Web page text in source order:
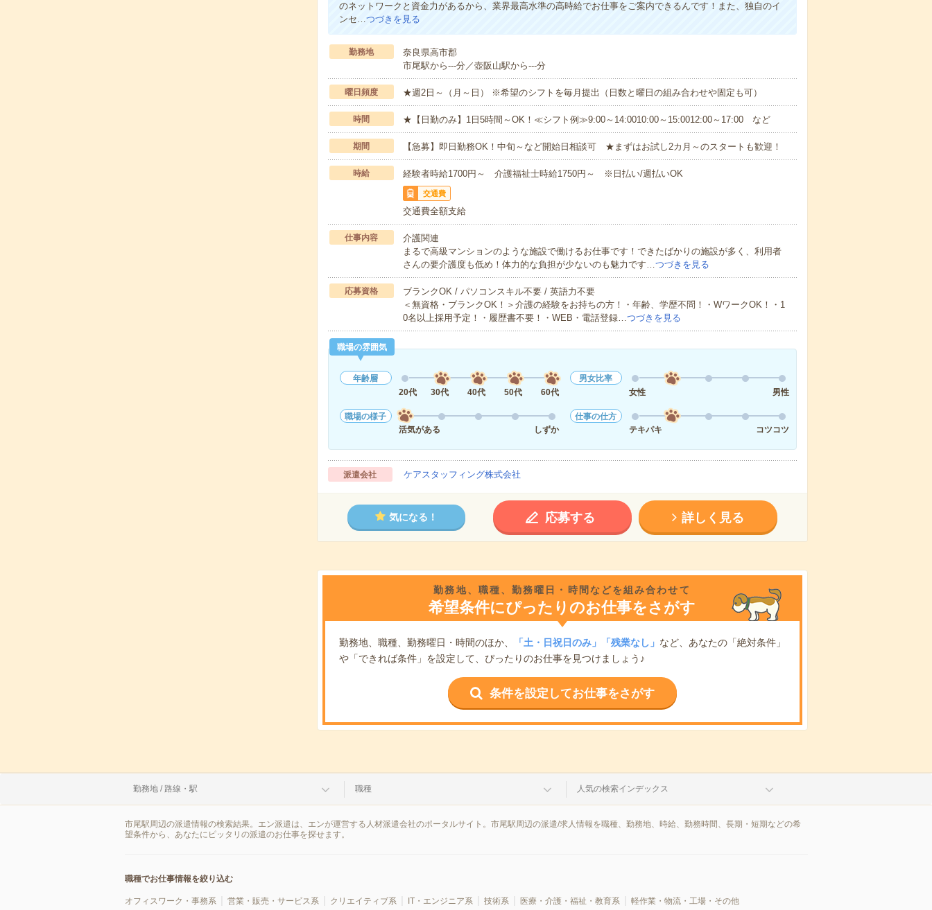
のネットワークと資金力があるから、業界最高水準の高時給でお仕事をご案内できるんです！また、独自のイ
ンセ…つづきを見る
勤務地
奈良県高市郡
市尾駅から---分／壺阪山駅から---分
曜日頻度 ★週2日～（月～日） ※希望のシフトを毎月提出（日数と曜日の組み合わせや固定も可）
時間 ★【日勤のみ】1日5時間～OK！≪シフト例≫9:00～14:0010:00～15:0012:00～17:00 など
期間 【急募】即日勤務OK！中旬～など開始日相談可 ★まずはお試し2カ月～のスタートも歓迎！
時給 経験者時給1700円～ 介護福祉士時給1750円～ ※日払い/週払いOK
交通費
交通費全額支給
仕事内容
介護関連
まるで高級マンションのような施設で働けるお仕事です！できたばかりの施設が多く、利用者
さんの要介護度も低め！体力的な負担が少ないのも魅力です…つづきを見る
応募資格
ブランクOK / パソコンスキル不要 / 英語力不要
＜無資格・ブランクOK！＞介護の経験をお持ちの方！・年齢、学歴不問！・WワークOK！・1
0名以上採用予定！・履歴書不要！・WEB・電話登録…つづきを見る
職場の雰囲気
年齢層
20代
30代 40代 50代 60代
男女比率
女性
男性
職場の様子
活気がある
しずか
仕事の仕方
テキパキ
コツコツ
派遣会社 ケアスタッフィング株式会社
気になる！ 応募する 詳しく見る
勤務地、職種、勤務曜日・時間などを組み合わせて
希望条件にぴったりのお仕事をさがす
勤務地、職種、勤務曜日・時間のほか、 「土・日祝日のみ」「残業なし」 など、あなたの「絶対条件」
や「できれば条件」を設定して、ぴったりのお仕事を見つけましょう♪
条件を設定してお仕事をさがす
勤務地 / 路線・駅 職種 人気の検索インデックス
市尾駅周辺の派遣情報の検索結果。エン派遣は、エンが運営する人材派遣会社のポータルサイト。市尾駅周辺の派遣/求人情報を職種、勤務地、時給、勤務時間、長期・短期などの希
望条件から、あなたにピッタリの派遣のお仕事を探せます。
職種でお仕事情報を絞り込む
オフィスワーク・事務系 営業・販売・サービス系 クリエイティブ系 IT・エンジニア系 技術系 医療・介護・福祉・教育系 軽作業・物流・工場・その他